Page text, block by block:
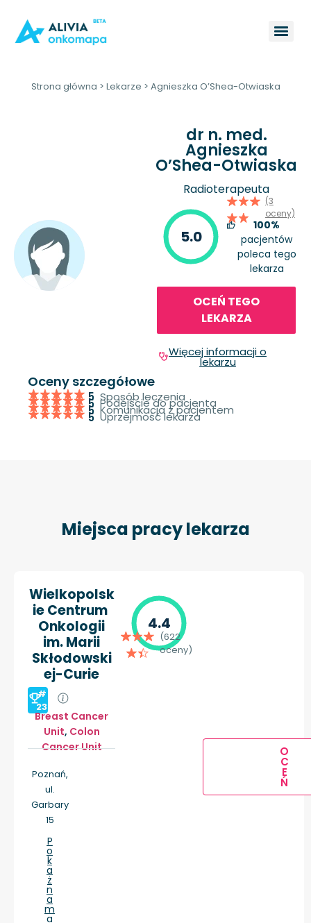
Strona główna > Lekarze > Agnieszka O’Shea-Otwiaska
dr n. med.
Agnieszka
O’Shea-Otwiaska
Radioterapeuta
5.0
(3
oceny)
100%
pacjentów
poleca tego
lekarza
OCEŃ TEGO
LEKARZA
Więcej informacji o
lekarzu
Oceny szczegółowe
5 Sposób leczenia
5 Podejście do pacjenta
5 Komunikacja z pacjentem
5 Uprzejmość lekarza
Miejsca pracy lekarza
Wielkopolsk
ie Centrum
Onkologii
im. Marii
Skłodowski
ej-Curie
#
23
Breast Cancer
Unit, Colon
Cancer Unit
Poznań,
ul.
Garbary
15
P
o
k
a
ż
n
a
m
a
4.4
(622
oceny)
O
C
E
Ń